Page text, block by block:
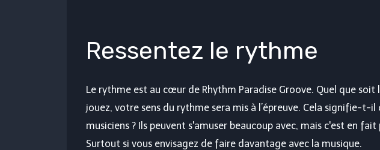
Ressentez le rythme
Le rythme est au cœur de Rhythm Paradise Groove. Quel que
jouez, votre sens du rythme sera mis à l’épreuve. Cela signifie-t-il
musiciens ? Ils peuvent s'amuser beaucoup avec, mais c'est en
Surtout si vous envisagez de faire davantage avec la musique.